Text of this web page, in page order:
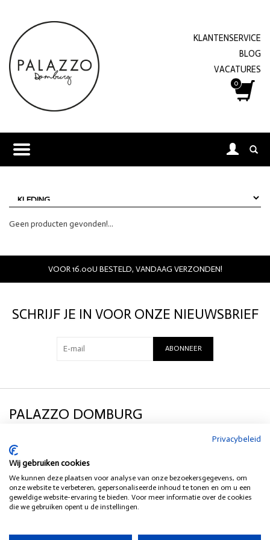
KLANTENSERVICE
BLOG
VACATURES
0
Geen producten gevonden!...
VOOR 16.00U BESTELD, VANDAAG VERZONDEN!
SCHRIJF JE IN VOOR ONZE NIEUWSBRIEF
ABONNEER
PALAZZO DOMBURG
KLANTENSERVICE
SOCIAL MEDIA
Privacybeleid
Wij gebruiken cookies
We kunnen deze plaatsen voor analyse van onze bezoekersgegevens, om
onze website te verbeteren, gepersonaliseerde inhoud te tonen en om u een
geweldige website-ervaring te bieden. Voor meer informatie over de cookies
die we gebruiken opent u de instellingen.